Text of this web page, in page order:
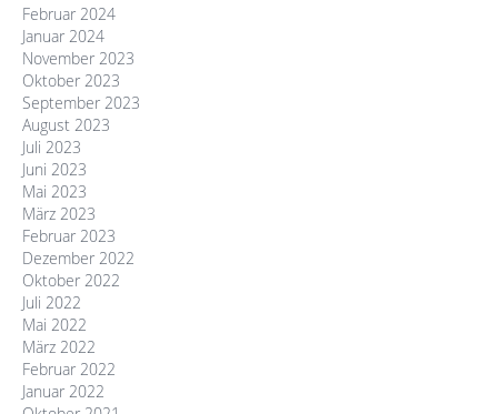
Februar 2024
Januar 2024
November 2023
Oktober 2023
September 2023
August 2023
Juli 2023
Juni 2023
Mai 2023
März 2023
Februar 2023
Dezember 2022
Oktober 2022
Juli 2022
Mai 2022
März 2022
Februar 2022
Januar 2022